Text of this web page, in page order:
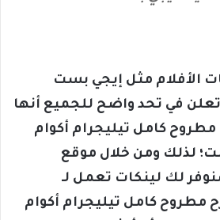
الأفلام مثل إيجي بست
في تحد واضح للجميع أنها
كامل تيليجرام أكوام
لذلك ومن خلال موقع
لك لينكات تعمل لـ
كامل تيليجرام أكوام